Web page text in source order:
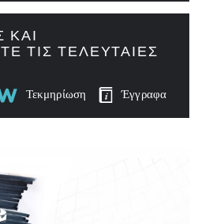
ΚΑΙ
ΤΙΣ ΤΕΛΕΥΤΑΊΕΣ
Τεκμηρίωση Έγγραφα